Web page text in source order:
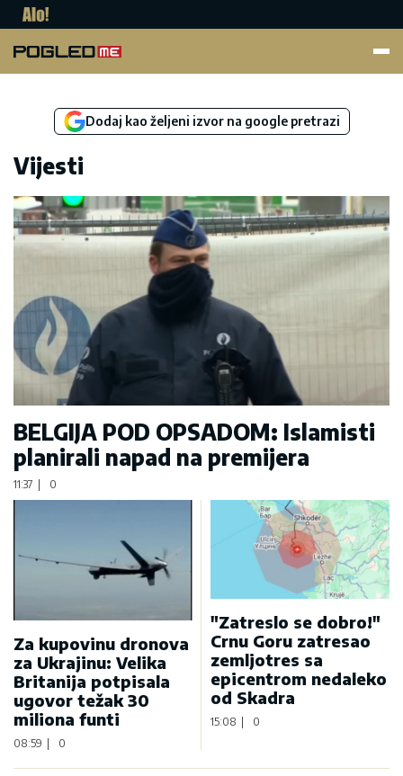
Dodaj kao željeni izvor na google pretrazi
Vijesti
BELGIJA POD OPSADOM: Islamisti
planirali napad na premijera
11:37 0
Za kupovinu dronova
za Ukrajinu: Velika
Britanija potpisala
ugovor težak 30
miliona funti
08:59 0
"Zatreslo se dobro!"
Crnu Goru zatresao
zemljotres sa
epicentrom nedaleko
od Skadra
15:08 | 0